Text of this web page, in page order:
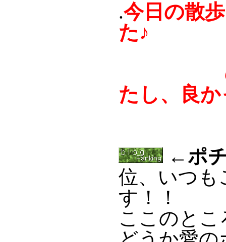
.今日の散
た♪
のちに
たし、良
←ポ
位、いつも
す！！
ここのと